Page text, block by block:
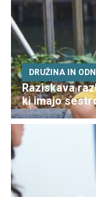
DRUŽINA IN
Raziskava
ki imajo